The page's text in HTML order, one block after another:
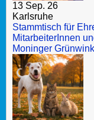
13 Sep. 26
Karlsruhe
Stammtisch für
MitarbeiterInnen
Moninger